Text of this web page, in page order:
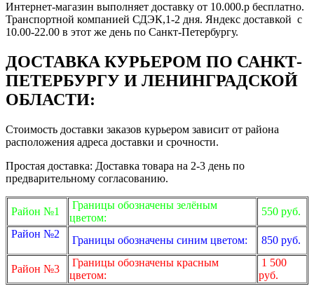
Интернет-магазин выполняет доставку от 10.000.р бесплатно.
Транспортной компанией СДЭК,1-2 дня. Яндекс доставкой с
10.00-22.00 в этот же день по Санкт-Петербургу.
ДОСТАВКА КУРЬЕРОМ ПО САНКТ-
ПЕТЕРБУРГУ И ЛЕНИНГРАДСКОЙ
ОБЛАСТИ:
Стоимость доставки заказов курьером зависит от района
расположения адреса доставки и срочности.
Простая доставка: Доставка товара на 2-3 день по
предварительному согласованию.
Район №1
Границы обозначены зелёным
цветом:
550 руб.
Район №2
Границы обозначены синим цветом: 850 руб.
Район №3
Границы обозначены красным
цветом:
1 500
руб.